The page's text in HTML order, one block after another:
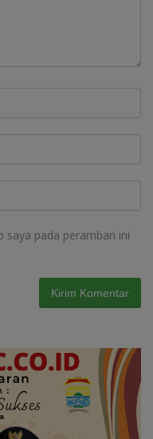
saya pada peramban ini